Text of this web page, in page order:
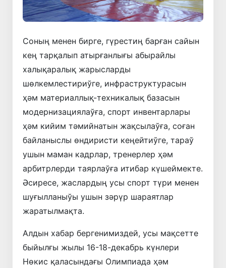
Соның менен бирге, гүрестиң барған сайын
кең тарқалып атырғанлығы абырайлы
халықаралық жарысларды
шөлкемлестириўге, инфраструктурасын
ҳәм материаллық-техникалық базасын
модернизациялаўға, спорт инвентарлары
ҳәм кийим тәмийнатын жақсылаўға, соған
байланыслы өндиристи кеңейтиўге, тараў
ушын маман кадрлар, тренерлер ҳәм
арбитрлерди таярлаўға итибар күшеймекте.
Әсиресе, жаслардың усы спорт түри менен
шуғылланыўы ушын зәрүр шараятлар
жаратылмақта.
Алдын хабар бергенимиздей, усы мақсетте
быйылғы жылы 16-18-декабрь күнлери
Нөкис қаласындағы Олимпиада ҳәм